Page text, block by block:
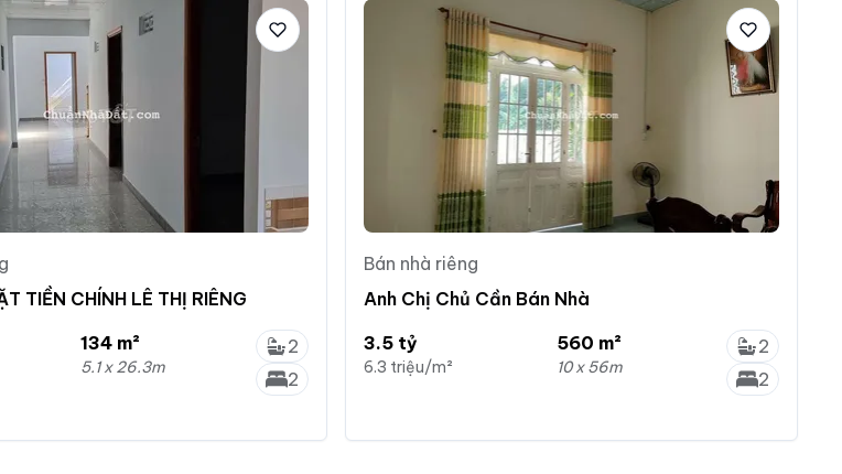
TIỀN CHÍNH LÊ THỊ RIÊNG
134 m²
5.1 x 26.3m
2
2
Bán nhà riêng
Anh Chị Chủ Cần Bán Nhà
3.5 tỷ
6.3 triệu/m²
560 m²
10 x 56m
2
2